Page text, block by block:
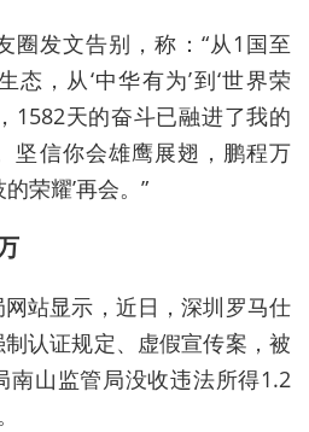
圈发文告别，称：“从1国至
态，从‘中华有为’到‘世界荣
1582天的奋斗已融进了我的
坚信你会雄鹰展翅，鹏程万
荣耀’再会。”
站显示，近日，深圳罗马仕
认证规定、虚假宣传案，被
南山监管局没收违法所得1.2